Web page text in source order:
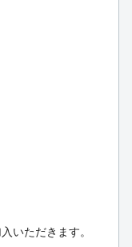
いただきます。